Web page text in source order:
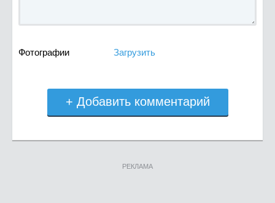
Фотографии Загрузить
+ Добавить комментарий
РЕКЛАМА